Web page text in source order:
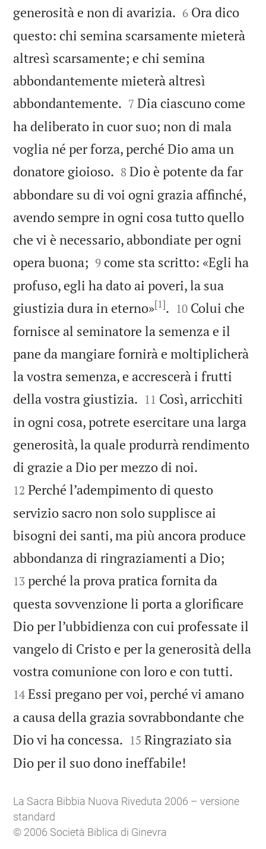
generosità e non di avarizia. 

6 Ora dico
questo: chi semina scarsamente mieterà
altresì scarsamente; e chi semina
abbondantemente mieterà altresì
abbondantemente. 

7 Dia ciascuno come
ha deliberato in cuor suo; non di mala
voglia né per forza, perché Dio ama un
donatore gioioso. 

8 Dio è potente da far
abbondare su di voi ogni grazia affinché,
avendo sempre in ogni cosa tutto quello
che vi è necessario, abbondiate per ogni
opera buona; 

9 come sta scritto: «Egli ha
profuso, egli ha dato ai poveri, la sua
giustizia dura in eterno»[1]. 

10 Colui che
fornisce al seminatore la semenza e il
pane da mangiare fornirà e moltiplicherà
la vostra semenza, e accrescerà i frutti
della vostra giustizia. 

11 Così, arricchiti
in ogni cosa, potrete esercitare una larga
generosità, la quale produrrà rendimento
di grazie a Dio per mezzo di noi.
12 Perché l’adempimento di questo
servizio sacro non solo supplisce ai
bisogni dei santi, ma più ancora produce
abbondanza di ringraziamenti a Dio;
13 perché la prova pratica fornita da
questa sovvenzione li porta a glorificare
Dio per l’ubbidienza con cui professate il
vangelo di Cristo e per la generosità della
vostra comunione con loro e con tutti.
14 Essi pregano per voi, perché vi amano
a causa della grazia sovrabbondante che
Dio vi ha concessa. 

15 Ringraziato sia
Dio per il suo dono ineffabile!
La Sacra Bibbia Nuova Riveduta 2006 – versione
standard
© 2006 Società Biblica di Ginevra